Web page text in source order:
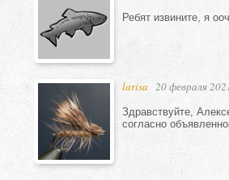
Ребят извините, я
larisa 20 февраля
Здравствуйте,
согласно